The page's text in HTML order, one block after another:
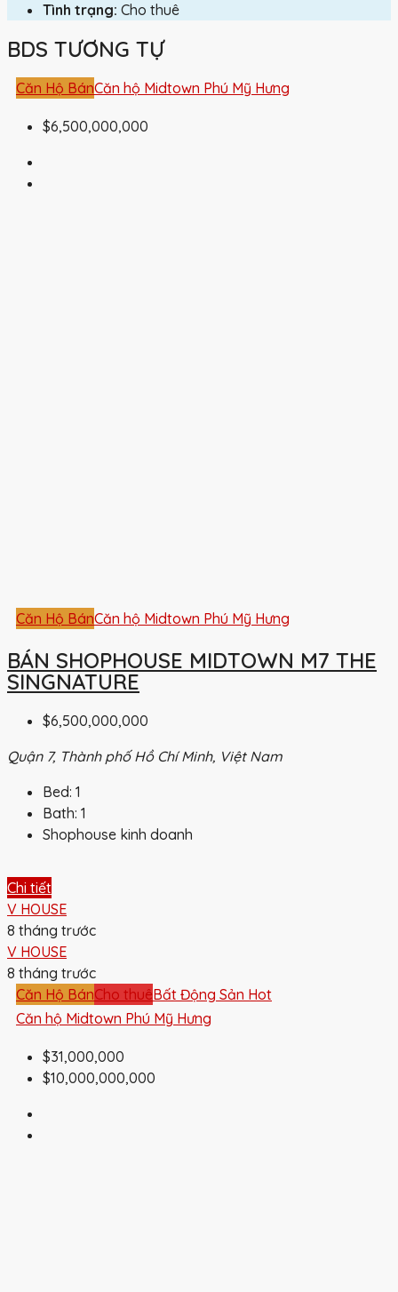
Tình trạng: Cho thuê
BDS TƯƠNG TỰ
Căn Hộ BánCăn hộ Midtown Phú Mỹ Hưng
$6,500,000,000
Căn Hộ BánCăn hộ Midtown Phú Mỹ Hưng
BÁN SHOPHOUSE MIDTOWN M7 THE
SINGNATURE
$6,500,000,000
Quận 7, Thành phố Hồ Chí Minh, Việt Nam
Bed: 1
Bath: 1
Shophouse kinh doanh
Chi tiết
V HOUSE
8 tháng trước
V HOUSE
8 tháng trước
Căn Hộ BánCho thuêBất Động Sản Hot
Căn hộ Midtown Phú Mỹ Hưng
$31,000,000
$10,000,000,000